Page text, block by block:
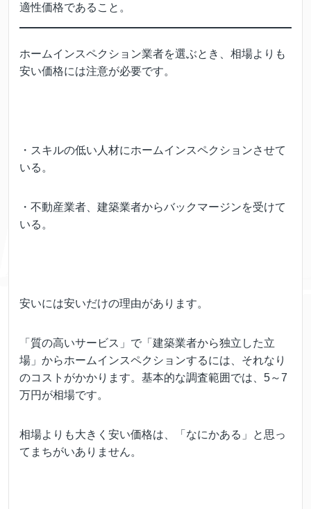
適性価格であること。
ホームインスペクション業者を選ぶとき、相場よりも
安い価格には注意が必要です。
・スキルの低い人材にホームインスペクションさせて
いる。
・不動産業者、建築業者からバックマージンを受けて
いる。
安いには安いだけの理由があります。
「質の高いサービス」で「建築業者から独立した立
場」からホームインスペクションするには、それなり
のコストがかかります。基本的な調査範囲では、5～7
万円が相場です。
相場よりも大きく安い価格は、「なにかある」と思っ
てまちがいありません。